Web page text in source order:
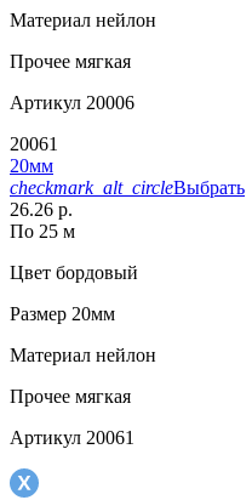
Материал нейлон
Прочее мягкая
Артикул 20006
20061
20мм
checkmark_alt_circleВыбрать
26.26 р.
По 25 м
Цвет бордовый
Размер 20мм
Материал нейлон
Прочее мягкая
Артикул 20061